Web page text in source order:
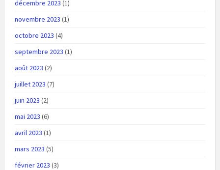
décembre 2023 (1)
novembre 2023 (1)
octobre 2023 (4)
septembre 2023 (1)
août 2023 (2)
juillet 2023 (7)
juin 2023 (2)
mai 2023 (6)
avril 2023 (1)
mars 2023 (5)
février 2023 (3)